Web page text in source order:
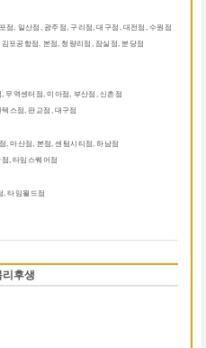
점, 일산점, 광주점, 구리점, 대구점, 대전점, 수원점
포공항점, 본점, 청량리점, 잠실점, 분당점
무역센터점, 미아점, 부산점, 신촌점
스점, 판교점, 대구점
, 마산점, 본점, 센텀시티점, 하남점
, 타임스퀘어점
, 타임월드점
리후생